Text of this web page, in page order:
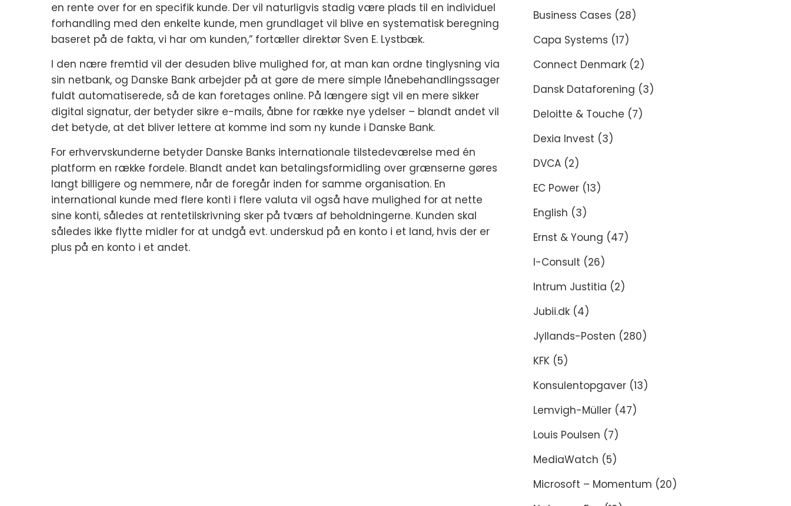
en rente over for en specifik kunde. Der vil naturligvis stadig være plads til en individuel
forhandling med den enkelte kunde, men grundlaget vil blive en systematisk beregning
baseret på de fakta, vi har om kunden,” fortæller direktør Sven E. Lystbæk.
I den nære fremtid vil der desuden blive mulighed for, at man kan ordne tinglysning via
sin netbank, og Danske Bank arbejder på at gøre de mere simple lånebehandlingssager
fuldt automatiserede, så de kan foretages online. På længere sigt vil en mere sikker
digital signatur, der betyder sikre e-mails, åbne for række nye ydelser – blandt andet vil
det betyde, at det bliver lettere at komme ind som ny kunde i Danske Bank.
For erhvervskunderne betyder Danske Banks internationale tilstedeværelse med én
platform en række fordele. Blandt andet kan betalingsformidling over grænserne gøres
langt billigere og nemmere, når de foregår inden for samme organisation. En
international kunde med flere konti i flere valuta vil også have mulighed for at nette
sine konti, således at rentetilskrivning sker på tværs af beholdningerne. Kunden skal
således ikke flytte midler for at undgå evt. underskud på en konto i et land, hvis der er
plus på en konto i et andet.
Business Cases (28)
Capa Systems (17)
Connect Denmark (2)
Dansk Dataforening (3)
Deloitte & Touche (7)
Dexia Invest (3)
DVCA (2)
EC Power (13)
English (3)
Ernst & Young (47)
I-Consult (26)
Intrum Justitia (2)
Jubii.dk (4)
Jyllands-Posten (280)
KFK (5)
Konsulentopgaver (13)
Lemvigh-Müller (47)
Louis Poulsen (7)
MediaWatch (5)
Microsoft – Momentum (20)